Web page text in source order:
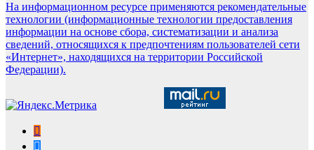
На информационном ресурсе применяются рекомендательные
технологии (информационные технологии предоставления
информации на основе сбора, систематизации и анализа
сведений, относящихся к предпочтениям пользователей сети
«Интернет», находящихся на территории Российской
Федерации).